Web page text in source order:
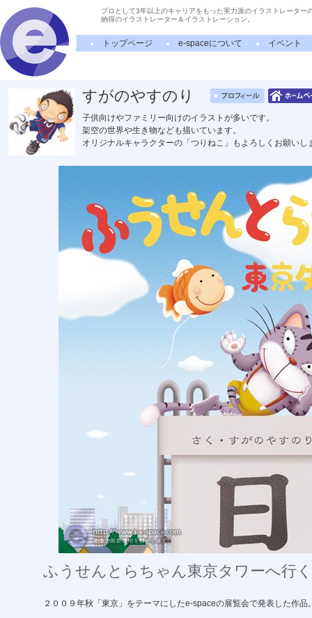
プロとして3年以上のキャリアをもった実力派のイラストレーター
納得のイラストレーター＆イラストレーション。
トップページ e-spaceについて イベント
すがのやすのり
子供向けやファミリー向けのイラストが多いです。
架空の世界や生き物なども描いています。
オリジナルキャラクターの「つりねこ」もよろしくお願いし
ふうせんとらちゃん東京タワーへ行く
２００９年秋「東京」をテーマにしたe-spaceの展覧会で発表した作品